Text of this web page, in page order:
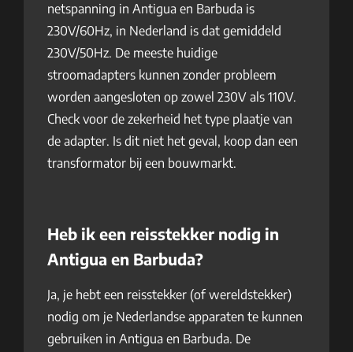
netspanning in Antigua en Barbuda is
230V/60Hz, in Nederland is dat gemiddeld
230V/50Hz. De meeste huidige
stroomadapters kunnen zonder probleem
worden aangesloten op zowel 230V als 110V.
Check voor de zekerheid het type plaatje van
de adapter. Is dit niet het geval, koop dan een
transformator bij een bouwmarkt.
Heb ik een reisstekker nodig in
Antigua en Barbuda?
Ja, je hebt een reisstekker (of wereldstekker)
nodig om je Nederlandse apparaten te kunnen
gebruiken in Antigua en Barbuda. De